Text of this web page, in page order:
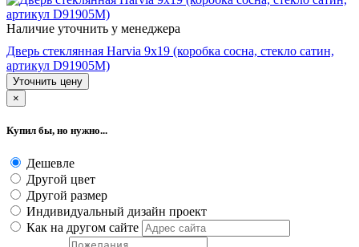
Наличие уточнить у менеджера
Дверь стеклянная Harvia 9х19 (коробка сосна, стекло сатин,
артикул D91905M)
Уточнить цену
×
Купил бы, но нужно...
Дешевле
Другой цвет
Другой размер
Индивидуальный дизайн проект
Как на другом сайте